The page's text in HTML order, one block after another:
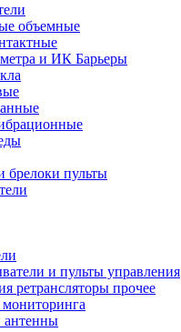
объемные
и ИК Барьеры
брелоки пульты
и пульты управления
ретрансляторы прочее
антенны